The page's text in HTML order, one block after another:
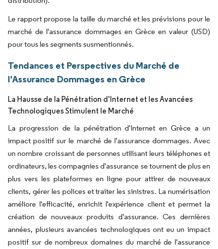
Le rapport propose la taille du marché et les prévisions pour le
marché de l'assurance dommages en Grèce en valeur (USD)
pour tous les segments susmentionnés.
Tendances et Perspectives du Marché de
l'Assurance Dommages en Grèce
La Hausse de la Pénétration d'Internet et les Avancées
Technologiques Stimulent le Marché
La progression de la pénétration d'Internet en Grèce a un
impact positif sur le marché de l'assurance dommages. Avec
un nombre croissant de personnes utilisant leurs téléphones et
ordinateurs, les compagnies d'assurance se tournent de plus en
plus vers les plateformes en ligne pour attirer de nouveaux
clients, gérer les polices et traiter les sinistres. La numérisation
améliore l'efficacité, enrichit l'expérience client et permet la
création de nouveaux produits d'assurance. Ces dernières
années, plusieurs avancées technologiques ont eu un impact
positif sur de nombreux domaines du marché de l'assurance